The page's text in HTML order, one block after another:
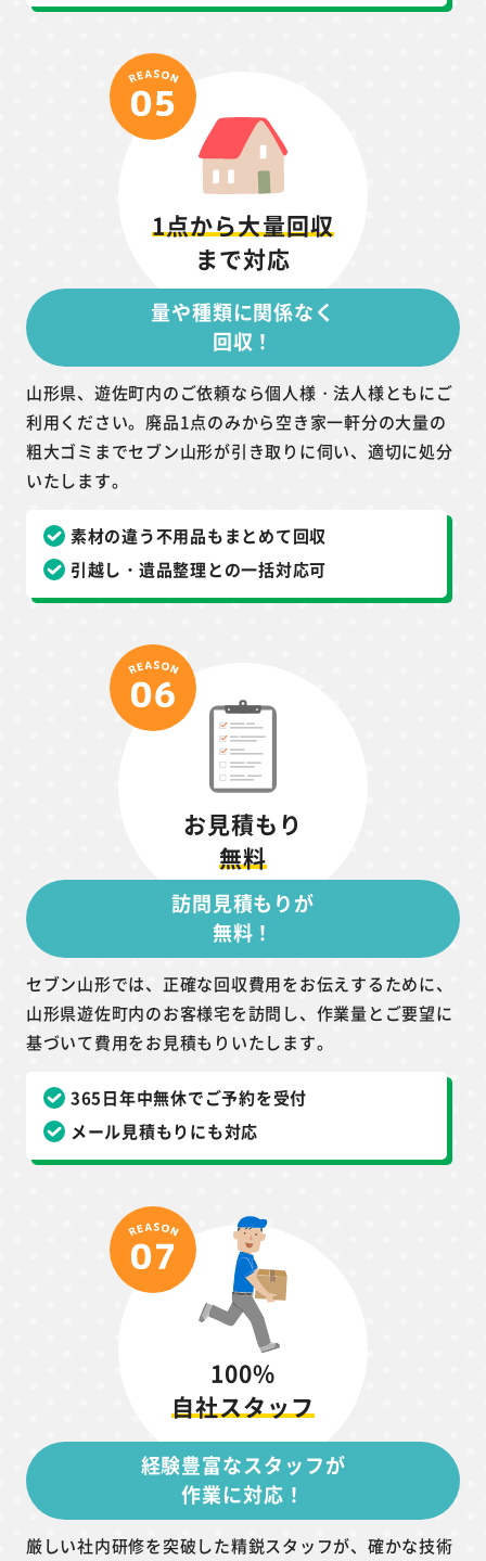
1点から大量回収
まで対応
量や種類に関係なく
回収！
山形県、遊佐町内のご依頼なら個人様・法人様ともにご
利用ください。廃品1点のみから空き家一軒分の大量の
粗大ゴミまでセブン山形が引き取りに伺い、適切に処分
いたします。
素材の違う不用品もまとめて回収
引越し・遺品整理との一括対応可
お見積もり
無料
訪問見積もりが
無料！
セブン山形では、正確な回収費用をお伝えするために、
山形県遊佐町内のお客様宅を訪問し、作業量とご要望に
基づいて費用をお見積もりいたします。
365日年中無休でご予約を受付
メール見積もりにも対応
100%
自社スタッフ
経験豊富なスタッフが
作業に対応！
厳しい社内研修を突破した精鋭スタッフが、確かな技術